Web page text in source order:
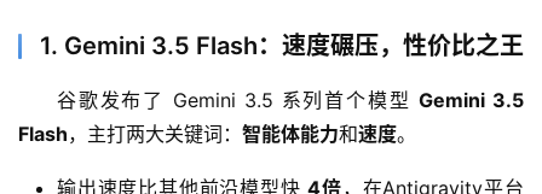
1. Gemini 3.5 Flash：速度碾压，性价比之王
谷歌发布了 Gemini 3.5 系列首个模型 Gemini 3.5
Flash，主打两大关键词： 智能体能力和速度。
输出速度比其他前沿模型快4倍，在Antigravity平台